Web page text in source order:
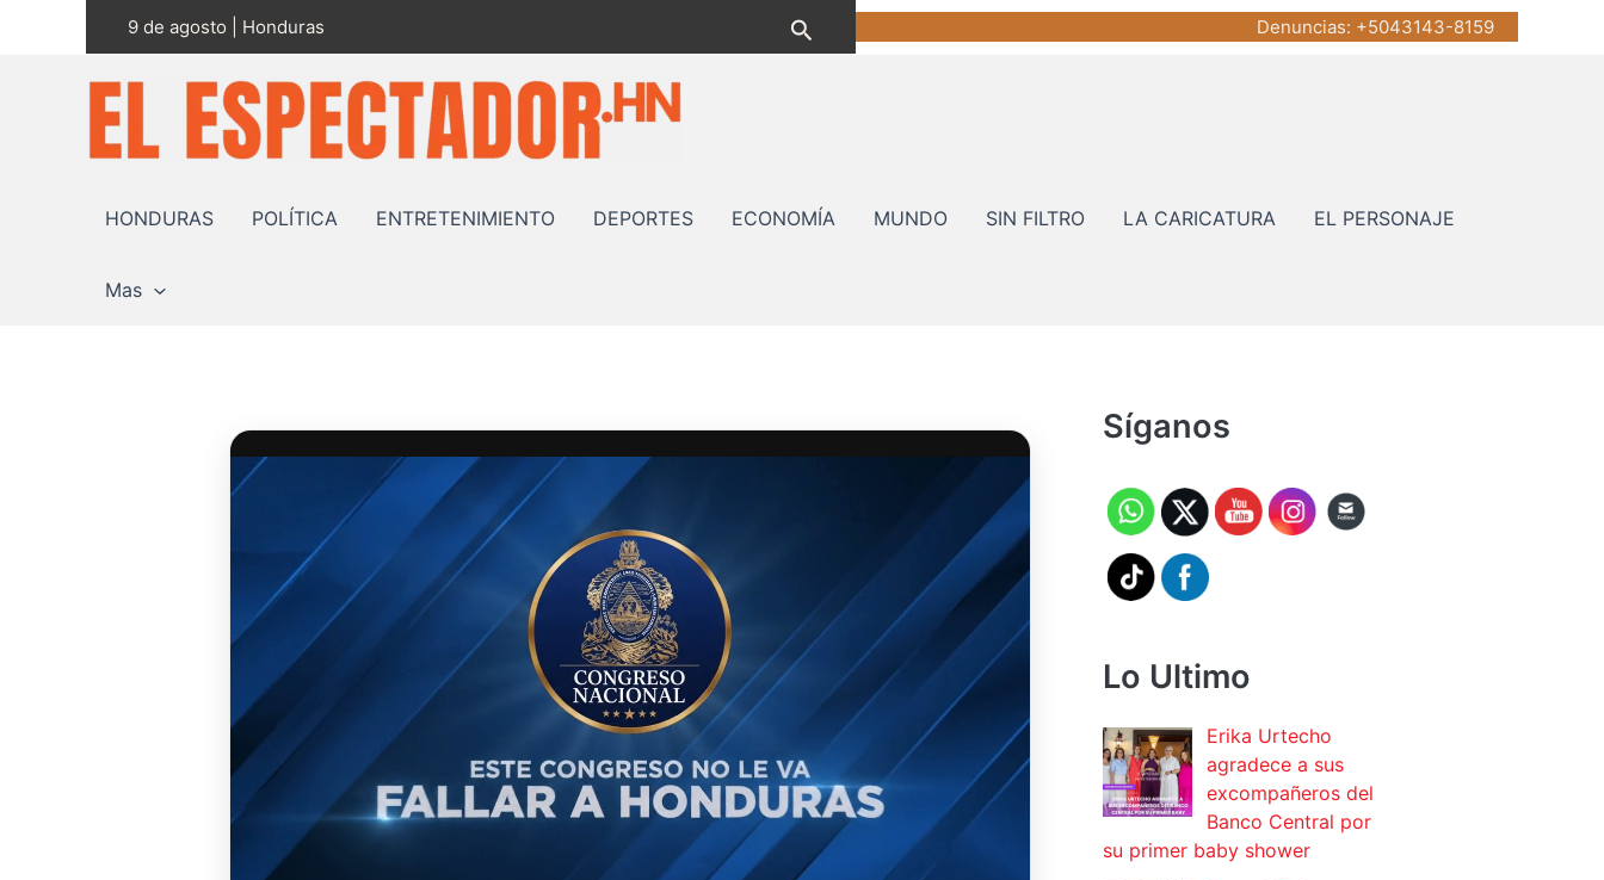
9 de agosto | Honduras Buscar Denuncias: +5043143-8159
HONDURAS POLÍTICA ENTRETENIMIENTO DEPORTES ECONOMÍA MUNDO SIN FILTRO LA CARICATURA EL PERSONAJE
Mas
Síganos
Lo Ultimo
Erika Urtecho
agradece a sus
excompañeros del
Banco Central por
su primer baby shower